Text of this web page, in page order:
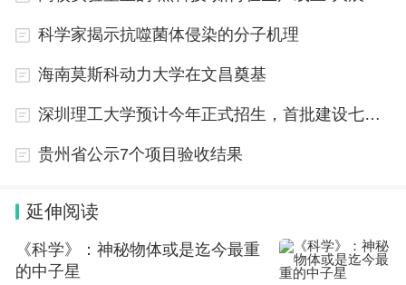
意的真实
二、名词解释(6’×5)
1.“随感录”作家群
2.京派
3.汉园集
4.“孤岛文学”
科学家揭示抗噬菌体侵染的分子机理
海南莫斯科动力大学在文昌奠基
深圳理工大学预计今年正式招生，首批建设七大学院
贵州省公示7个项目验收结果
延伸阅读
《科学》：神秘物体或是迄今最重
的中子星